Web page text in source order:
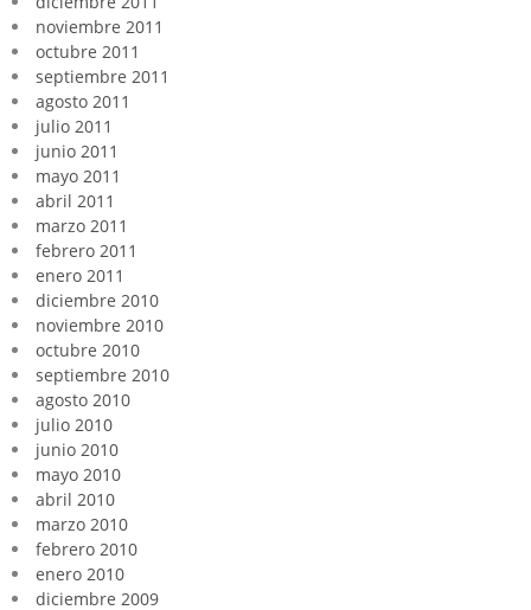
noviembre 2011
octubre 2011
septiembre 2011
agosto 2011
julio 2011
junio 2011
mayo 2011
abril 2011
marzo 2011
febrero 2011
enero 2011
diciembre 2010
noviembre 2010
octubre 2010
septiembre 2010
agosto 2010
julio 2010
junio 2010
mayo 2010
abril 2010
marzo 2010
febrero 2010
enero 2010
diciembre 2009